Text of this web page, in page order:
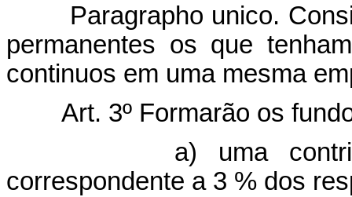
Paragrapho unico.
permanentes os que
continuos em uma mesma
Art. 3º Formarão os
a) uma
correspondente a 3 % dos